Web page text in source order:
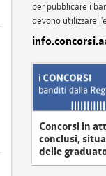
per pubblicare i
devono utilizzare
Concorsi in
conclusi,
delle